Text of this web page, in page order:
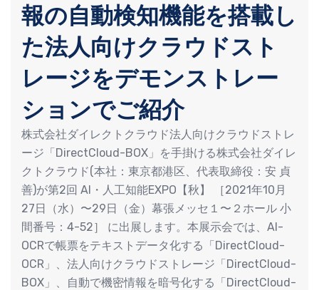
報の自動検知機能を搭載し
た法人向けクラウドスト
レージをデモンストレー
ションでご紹介
株式会社ダイレクトクラウド法⼈向けクラウドストレ
ージ「DirectCloud-BOX」を手掛ける株式会社ダイレ
クトクラウド(本社：東京都港区、代表取締役：安 貞
善)が第2回 AI・⼈⼯知能EXPO【秋】 ［2021年10⽉
27⽇（⽔）〜29⽇（⾦）幕張メッセ１〜２ホール ⼩
間番号：4-52］ に出展します。本展示会では、AI-
OCRで帳票をテキストデータ化する「DirectCloud-
OCR」、法⼈向けクラウドストレージ「DirectCloud-
BOX」、⾃動で機密情報を暗号化する「DirectCloud-